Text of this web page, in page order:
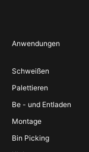
Anwendungen
Schweißen
Palettieren
Be - und Entladen
Montage
Bin Picking